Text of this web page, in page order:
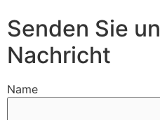
Senden Sie
Nachricht
Name